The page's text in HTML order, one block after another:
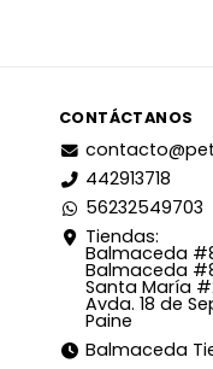
CONTÁCTANOS
442913718
56232549703
Tiendas:
Balmaceda
Balmaceda
Santa María
Avda. 18 de
Paine
Balmaceda